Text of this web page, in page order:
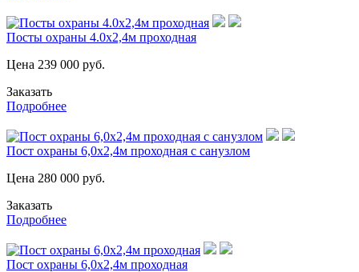
Посты охраны 4.0х2,4м проходная
Цена 239 000 руб.
Заказать
Подробнее
Пост охраны 6,0х2,4м проходная с санузлом
Цена 280 000 руб.
Заказать
Подробнее
Пост охраны 6,0х2,4м проходная